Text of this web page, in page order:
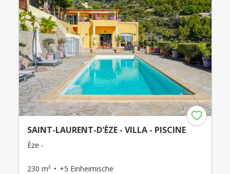
SAINT-LAURENT-D'ÈZE - VILLA - PISCINE
Èze -
230 m² +5 Einheimische